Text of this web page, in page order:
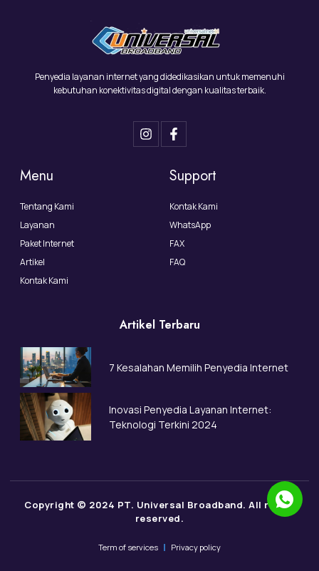
Penyedia layanan internet yang didedikasikan untuk memenuhi
kebutuhan konektivitas digital dengan kualitas terbaik.
Menu
Tentang Kami
Layanan
Paket Internet
Artikel
Kontak Kami
Support
Kontak Kami
WhatsApp
FAX
FAQ
Artikel Terbaru
7 Kesalahan Memilih Penyedia Internet
Inovasi Penyedia Layanan Internet:
Teknologi Terkini 2024
Copyright © 2024 PT. Universal Broadband. All rights
reserved.
Term of services Privacy policy